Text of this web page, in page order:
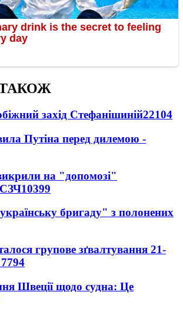
захід Стефанішиній22104
Путіна перед дилемою -
на "допомозі"
СЗЧ10399
бригаду" з полонених
групове зґвалтування 21-
7794
Швеції щодо судна: Це